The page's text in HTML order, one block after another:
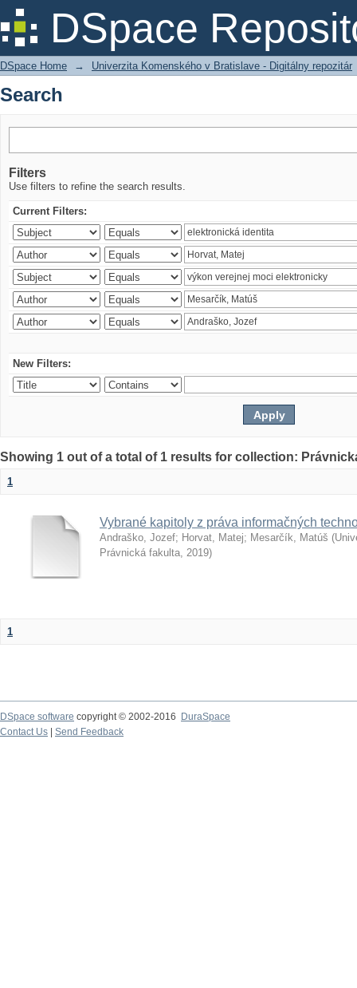
DSpace
Search
DSpace Home → Univerzita Komenského v Bratislave - Digitálny repozitár
Search
Filters
Use filters to refine the search results.
Current Filters:
New Filters:
Showing 1 out of a total of 1 results for collection:
1
Vybrané kapitoly z práva informačných
Andraško, Jozef; Horvat, Matej; Mesarčík, Matúš (
Právnická fakulta, 2019)
1
DSpace software copyright © 2002-2016
DuraSpace
Contact Us
Send Feedback